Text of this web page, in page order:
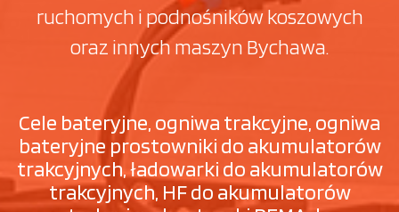
ruchomych i podnośników koszowych
oraz innych maszyn Bychawa.
Cele bateryjne, ogniwa trakcyjne, ogniwa
bateryjne prostowniki do akumulatorów
trakcyjnych, ładowarki do akumulatorów
trakcyjnych, HF do akumulatorów